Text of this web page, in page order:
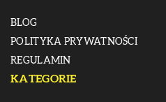
BLOG
POLITYKA PRYWATNOŚCI
REGULAMIN
KATEGORIE